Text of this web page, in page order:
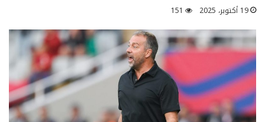
19 أكتوبر، 2025 151